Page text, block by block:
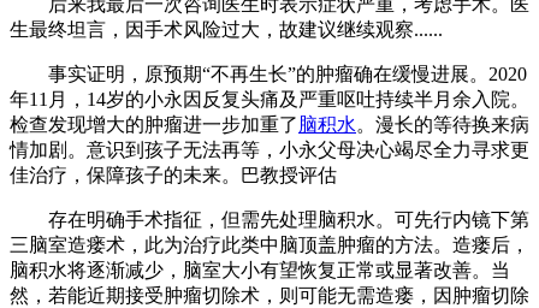
后来我最后一次咨询医生时表示症状严重，考虑手术。医
生最终坦言，因手术风险过大，故建议继续观察......
事实证明，原预期“不再生长”的肿瘤确在缓慢进展。2020
年11月，14岁的小永因反复头痛及严重呕吐持续半月余入院。
检查发现增大的肿瘤进一步加重了脑积水。漫长的等待换来病
情加剧。意识到孩子无法再等，小永父母决心竭尽全力寻求更
佳治疗，保障孩子的未来。巴教授评估
存在明确手术指征，但需先处理脑积水。可先行内镜下第
三脑室造瘘术，此为治疗此类中脑顶盖肿瘤的方法。造瘘后，
脑积水将逐渐减少，脑室大小有望恢复正常或显著改善。当
然，若能近期接受肿瘤切除术，则可能无需造瘘，因肿瘤切除